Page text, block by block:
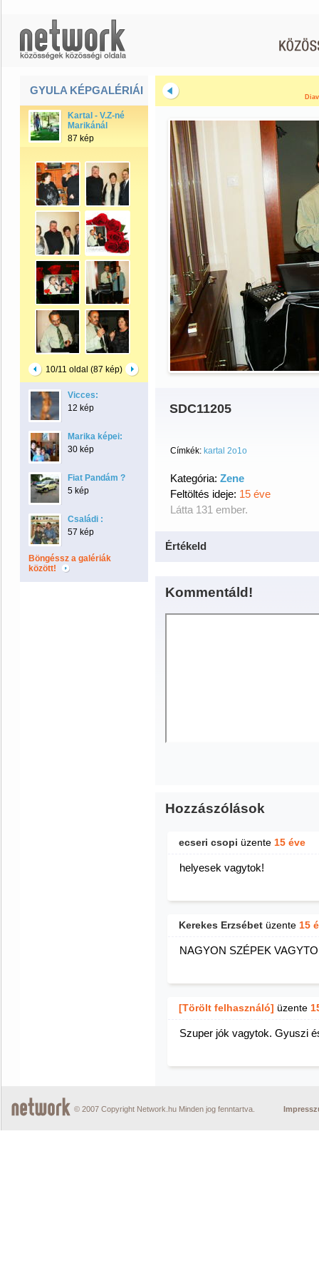
GYULA KÉPGALÉRIÁI
Kartal - V.Z-né
Marikánál
87 kép
10/11 oldal (87 kép)
Vicces:
12 kép
Marika képei:
30 kép
Fiat Pandám ?
5 kép
Családi :
57 kép
Böngéssz a galériák
között!
SDC11205
Címkék: kartal 2o1o
Kategória: Zene
Feltöltés ideje: 15 éve
Látta 131 ember.
Értékeld
Kommentáld!
Hozzászólások
ecseri csopi üzente 15 éve
helyesek vagytok!
Kerekes Erzsébet üzente 15
NAGYON SZÉPEK
[Törölt felhasználó] üzente
Szuper jók vagytok. Gyuszi
© 2007 Copyright Network.hu Minden jog fenntartva.